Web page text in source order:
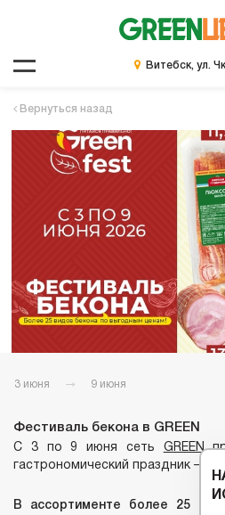
Витебск, ул.
Вернуться назад
3 июня 9 июня
Фестиваль бекона в GREEN
С 3 по 9 июня сеть GREEN
гастрономический праздник —
В ассортименте более 25